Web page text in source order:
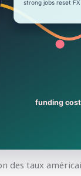
des taux